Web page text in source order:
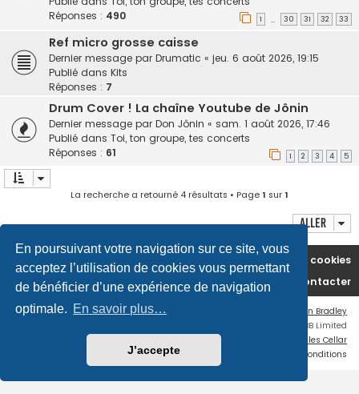
En poursuivant votre navigation sur ce site, vous
acceptez l’utilisation de cookies vous permettant
de bénéficier d’une expérience de navigation
optimale. En savoir plus…
J’accepte
Réponses : 490 1 … 30 31 32 33
Ref micro grosse caisse
Dernier message par Drumatic « jeu. 6 août 2026, 19:15
Publié dans Kits
Réponses : 7
Drum Cover ! La chaîne Youtube de Jônin
Dernier message par Don Jônin « sam. 1 août 2026, 17:46
Publié dans Toi, ton groupe, tes concerts
Réponses : 61 1 2 3 4 5
La recherche a retourné 4 résultats • Page1 sur1
Aller
Accueil du forum
Supprimer les cookies
Nous contacter
Ian Bradley
® Forum Software © phpBB Limited
Traduction française officielle
Miles Cellar
Conditions